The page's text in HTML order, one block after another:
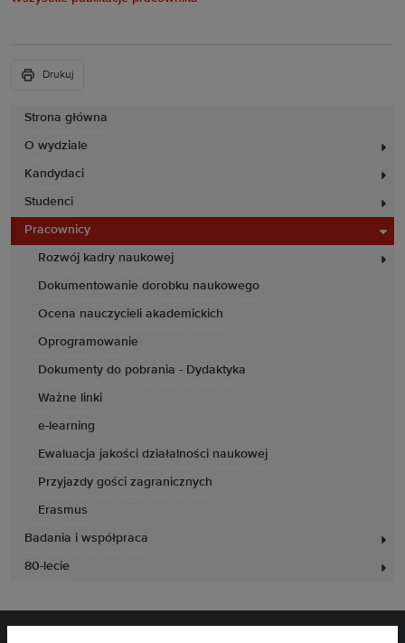
Strona główna
O wydziale
Kandydaci
Studenci
Pracownicy
Rozwój kadry naukowej
Dokumentowanie dorobku naukowego
Ocena nauczycieli akademickich
Oprogramowanie
Dokumenty do pobrania - Dydaktyka
Ważne linki
e-learning
Ewaluacja jakości działalności naukowej
Przyjazdy gości zagranicznych
Erasmus
Badania i współpraca
80-lecie
Drukuj